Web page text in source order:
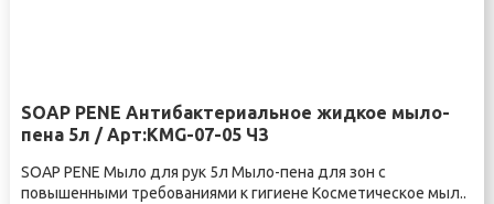
SOAP PENE Антибактериальное жидкое мыло-
пена 5л / Арт:KMG-07-05 ЧЗ
SOAP PENE Мыло для рук 5л Мыло-пена для зон с
повышенными требованиями к гигиене Косметическое мыл..